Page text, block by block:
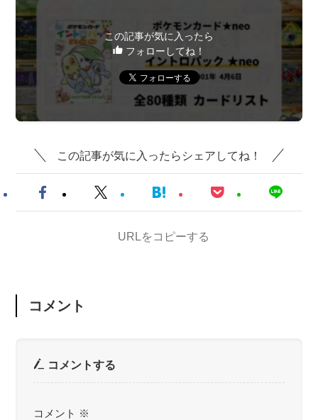
この記事が気に入ったら
フォローしてね！
この記事が気に入ったらシェアしてね！
URLをコピーする
コメント
コメントする
コメント ※